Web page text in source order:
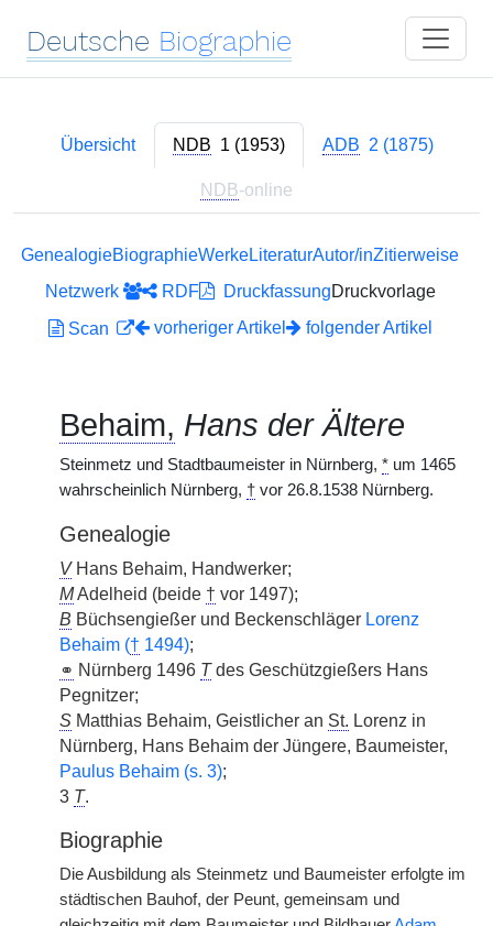
Deutsche Biographie
Übersicht NDB 1 (1953) ADB 2 (1875)
NDB-online
GenealogieBiographieWerkeLiteraturAutor/inZitierweise
Netzwerk
RDF DruckfassungDruckvorlage
Scan
vorheriger Artikel folgender Artikel
Behaim, Hans der Ältere
Steinmetz und Stadtbaumeister in Nürnberg, * um 1465
wahrscheinlich Nürnberg, † vor 26.8.1538 Nürnberg.
Genealogie
VHans Behaim, Handwerker;
MAdelheid (beide † vor 1497);
B Büchsengießer und Beckenschläger Lorenz
Behaim († 1494);
⚭ Nürnberg 1496 Tdes Geschützgießers Hans
Pegnitzer;
S Matthias Behaim, Geistlicher an St. Lorenz in
Nürnberg, Hans Behaim der Jüngere, Baumeister,
Paulus Behaim (s. 3);
3 T.
Biographie
Die Ausbildung als Steinmetz und Baumeister erfolgte im
städtischen Bauhof, der Peunt, gemeinsam und